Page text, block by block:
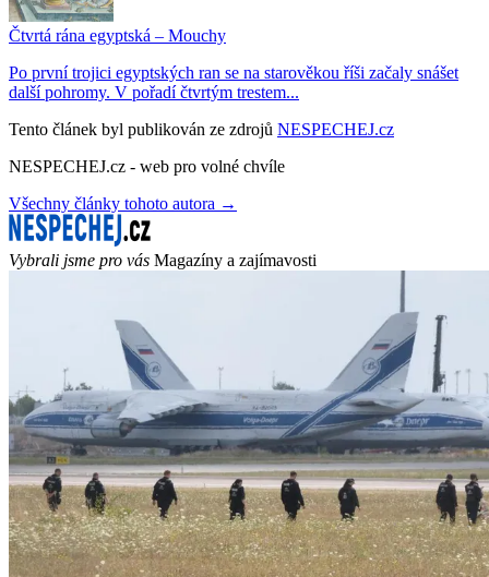
Čtvrtá rána egyptská – Mouchy
Po první trojici egyptských ran se na starověkou říši začaly snášet
další pohromy. V pořadí čtvrtým trestem...
Tento článek byl publikován ze zdrojů NESPECHEJ.cz
NESPECHEJ.cz - web pro volné chvíle
Všechny články tohoto autora →
Vybrali jsme pro vás Magazíny a zajímavosti